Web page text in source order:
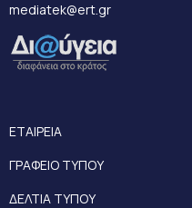
mediatek@ert.gr
ΕΤΑΙΡΕΙΑ
ΓΡΑΦΕΙΟ ΤΥΠΟΥ
ΔΕΛΤΙΑ ΤΥΠΟΥ